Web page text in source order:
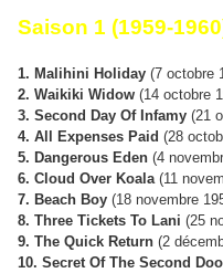
Saison 1 (1959-
1. Malihini Holiday (7 octobre
2. Waikiki Widow (14 octobre
3. Second Day Of Infamy (21
4. All Expenses Paid (28
5. Dangerous Eden (4
6. Cloud Over Koala (11
7. Beach Boy (18 novembre
8. Three Tickets To Lani (25
9. The Quick Return (2
10. Secret Of The Second